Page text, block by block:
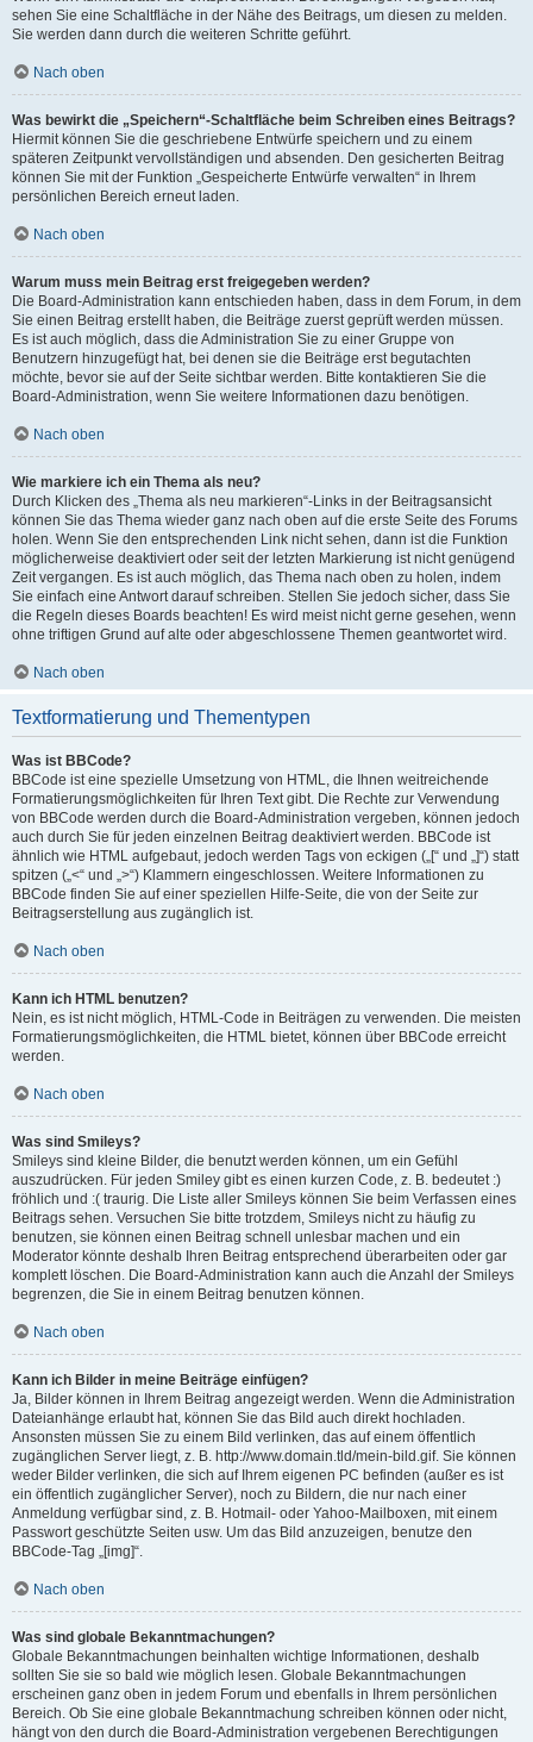
sehen Sie eine Schaltfläche in der Nähe des Beitrags, um diesen zu melden.
Sie werden dann durch die weiteren Schritte geführt.
Nach oben
Was bewirkt die „Speichern“-Schaltfläche beim Schreiben eines Beitrags?
Hiermit können Sie die geschriebene Entwürfe speichern und zu einem
späteren Zeitpunkt vervollständigen und absenden. Den gesicherten Beitrag
können Sie mit der Funktion „Gespeicherte Entwürfe verwalten“ in Ihrem
persönlichen Bereich erneut laden.
Nach oben
Warum muss mein Beitrag erst freigegeben werden?
Die Board-Administration kann entschieden haben, dass in dem Forum, in dem
Sie einen Beitrag erstellt haben, die Beiträge zuerst geprüft werden müssen.
Es ist auch möglich, dass die Administration Sie zu einer Gruppe von
Benutzern hinzugefügt hat, bei denen sie die Beiträge erst begutachten
möchte, bevor sie auf der Seite sichtbar werden. Bitte kontaktieren Sie die
Board-Administration, wenn Sie weitere Informationen dazu benötigen.
Nach oben
Wie markiere ich ein Thema als neu?
Durch Klicken des „Thema als neu markieren“-Links in der Beitragsansicht
können Sie das Thema wieder ganz nach oben auf die erste Seite des Forums
holen. Wenn Sie den entsprechenden Link nicht sehen, dann ist die Funktion
möglicherweise deaktiviert oder seit der letzten Markierung ist nicht genügend
Zeit vergangen. Es ist auch möglich, das Thema nach oben zu holen, indem
Sie einfach eine Antwort darauf schreiben. Stellen Sie jedoch sicher, dass Sie
die Regeln dieses Boards beachten! Es wird meist nicht gerne gesehen, wenn
ohne triftigen Grund auf alte oder abgeschlossene Themen geantwortet wird.
Nach oben
Textformatierung und Thementypen
Was ist BBCode?
BBCode ist eine spezielle Umsetzung von HTML, die Ihnen weitreichende
Formatierungsmöglichkeiten für Ihren Text gibt. Die Rechte zur Verwendung
von BBCode werden durch die Board-Administration vergeben, können jedoch
auch durch Sie für jeden einzelnen Beitrag deaktiviert werden. BBCode ist
ähnlich wie HTML aufgebaut, jedoch werden Tags von eckigen („[“ und „]“) statt
spitzen („<“ und „>“) Klammern eingeschlossen. Weitere Informationen zu
BBCode finden Sie auf einer speziellen Hilfe-Seite, die von der Seite zur
Beitragserstellung aus zugänglich ist.
Nach oben
Kann ich HTML benutzen?
Nein, es ist nicht möglich, HTML-Code in Beiträgen zu verwenden. Die meisten
Formatierungsmöglichkeiten, die HTML bietet, können über BBCode erreicht
werden.
Nach oben
Was sind Smileys?
Smileys sind kleine Bilder, die benutzt werden können, um ein Gefühl
auszudrücken. Für jeden Smiley gibt es einen kurzen Code, z. B. bedeutet :)
fröhlich und :( traurig. Die Liste aller Smileys können Sie beim Verfassen eines
Beitrags sehen. Versuchen Sie bitte trotzdem, Smileys nicht zu häufig zu
benutzen, sie können einen Beitrag schnell unlesbar machen und ein
Moderator könnte deshalb Ihren Beitrag entsprechend überarbeiten oder gar
komplett löschen. Die Board-Administration kann auch die Anzahl der Smileys
begrenzen, die Sie in einem Beitrag benutzen können.
Nach oben
Kann ich Bilder in meine Beiträge einfügen?
Ja, Bilder können in Ihrem Beitrag angezeigt werden. Wenn die Administration
Dateianhänge erlaubt hat, können Sie das Bild auch direkt hochladen.
Ansonsten müssen Sie zu einem Bild verlinken, das auf einem öffentlich
zugänglichen Server liegt, z. B. http://www.domain.tld/mein-bild.gif. Sie können
weder Bilder verlinken, die sich auf Ihrem eigenen PC befinden (außer es ist
ein öffentlich zugänglicher Server), noch zu Bildern, die nur nach einer
Anmeldung verfügbar sind, z. B. Hotmail- oder Yahoo-Mailboxen, mit einem
Passwort geschützte Seiten usw. Um das Bild anzuzeigen, benutze den
BBCode-Tag „[img]“.
Nach oben
Was sind globale Bekanntmachungen?
Globale Bekanntmachungen beinhalten wichtige Informationen, deshalb
sollten Sie sie so bald wie möglich lesen. Globale Bekanntmachungen
erscheinen ganz oben in jedem Forum und ebenfalls in Ihrem persönlichen
Bereich. Ob Sie eine globale Bekanntmachung schreiben können oder nicht,
hängt von den durch die Board-Administration vergebenen Berechtigungen